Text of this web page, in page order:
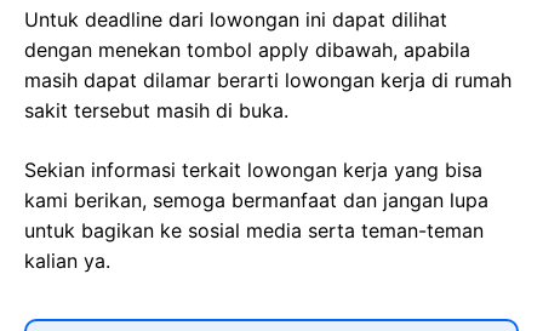
Untuk deadline dari lowongan ini dapat dilihat
dengan menekan tombol apply dibawah, apabila
masih dapat dilamar berarti lowongan kerja di rumah
sakit tersebut masih di buka.
Sekian informasi terkait lowongan kerja yang bisa
kami berikan, semoga bermanfaat dan jangan lupa
untuk bagikan ke sosial media serta teman-teman
kalian ya.